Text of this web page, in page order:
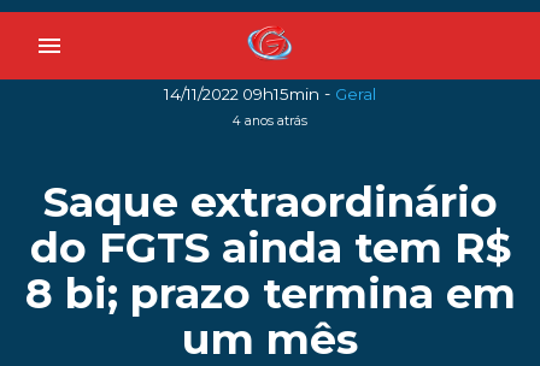
menu
14/11/2022 09h15min - Geral
4 anos atrás
Saque extraordinário
do FGTS ainda tem R$
8 bi; prazo termina em
um mês